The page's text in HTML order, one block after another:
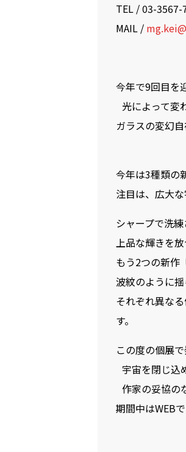
TEL / 03-3567-
MAIL /
今年で9回目を
光によって変
ガラスの変幻
今年は3種類の
注目は、広大
シャープで洗
上品な輝きを
もう2つの新作
波紋のように
それぞれ異な
す。
この度の個展
宇宙を閉じ込
作家の妥協の
期間中はWEB